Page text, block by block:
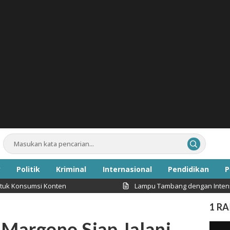
Politik Kriminal Internasional Pendidikan
Inspirasi
Konten Lampu Tambang dengan Intensitas
1